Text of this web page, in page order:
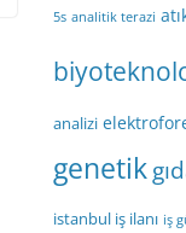
5s analitik terazi
analizi
genetik
istanbul iş ilanı iş